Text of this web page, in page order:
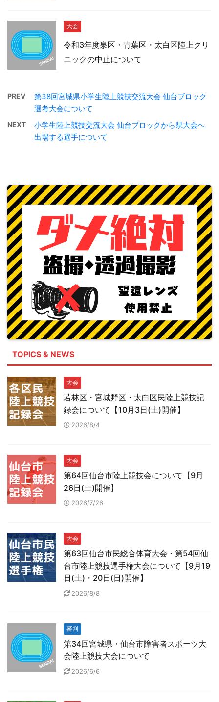
大会
令和3年度泉区・青葉区・太白区陸上クリ
ニックの中止について
PREV
第38回宮城県小学生陸上競技交流大会 仙台ブロック
選考大会について
NEXT
小学生陸上競技交流大会 仙台ブロックから県大会へ
出場する選手について
TOPICS & NEWS
大会
若林区・宮城野区・太白区民陸上競技記
録会について【10月3日(土)開催】
2026/8/4
大会
第64回仙台市陸上競技会について【9月
26日(土)開催】
2026/7/26
大会
第63回仙台市民総合体育大会・第54回仙
台市陸上競技選手権大会について【9月19
日(土)・20日(日)開催】
2026/8/8
審判
第34回宮城県・仙台市障害者スポーツ大
会陸上競技大会について
2026/6/6